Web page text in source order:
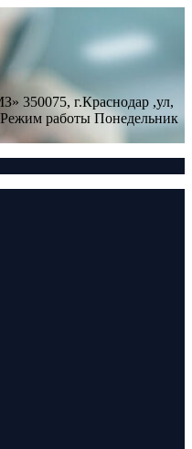
350075, г.Краснодар ,ул,
работы Понедельник